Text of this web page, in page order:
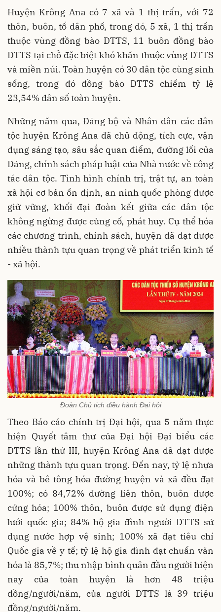
Huyện Krông Ana có 7 xã và 1 thị trấn, với 72
thôn, buôn, tổ dân phố, trong đó, 5 xã, 1 thị trấn
thuộc vùng đồng bào DTTS, 11 buôn đồng bào
DTTS tại chỗ đặc biệt khó khăn thuộc vùng DTTS
và miền núi. Toàn huyện có 30 dân tộc cùng sinh
sống, trong đó đồng bào DTTS chiếm tỷ lệ
23,54% dân số toàn huyện.
Những năm qua, Đảng bộ và Nhân dân các dân
tộc huyện Krông Ana đã chủ động, tích cực, vận
dụng sáng tạo, sâu sắc quan điểm, đường lối của
Đảng, chính sách pháp luật của Nhà nước về công
tác dân tộc. Tình hình chính trị, trật tự, an toàn
xã hội cơ bản ổn định, an ninh quốc phòng được
giữ vững, khối đại đoàn kết giữa các dân tộc
không ngừng được củng cố, phát huy. Cụ thể hóa
các chương trình, chính sách, huyện đã đạt được
nhiều thành tựu quan trọng về phát triển kinh tế
- xã hội.
Đoàn Chủ tịch điều hành Đại hội
Theo Báo cáo chính trị Đại hội, qua 5 năm thực
hiện Quyết tâm thư của Đại hội Đại biểu các
DTTS lần thứ III, huyện Krông Ana đã đạt được
những thành tựu quan trọng. Đến nay, tỷ lệ nhựa
hóa và bê tông hóa đường huyện và xã đều đạt
100%; có 84,72% đường liên thôn, buôn được
cứng hóa; 100% thôn, buôn được sử dụng điện
lưới quốc gia; 84% hộ gia đình người DTTS sử
dụng nước hợp vệ sinh; 100% xã đạt tiêu chí
Quốc gia về y tế; tỷ lệ hộ gia đình đạt chuẩn văn
hóa là 85,7%; thu nhập bình quân đầu người hiện
nay của toàn huyện là hơn 48 triệu
đồng/người/năm, của người DTTS là 39 triệu
đồng/người/năm.